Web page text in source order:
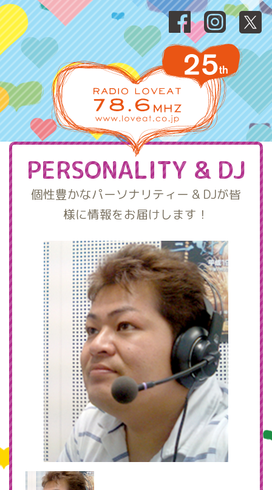
PERSONALITY & DJ
個性豊かなパーソナリティー & DJが皆
様に情報をお届けします！